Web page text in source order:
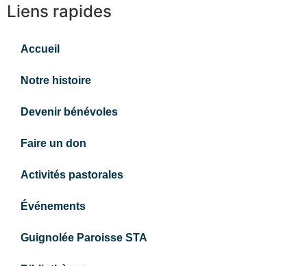
Liens rapides
Accueil
Notre histoire
Devenir bénévoles
Faire un don
Activités pastorales
Événements
Guignolée Paroisse STA